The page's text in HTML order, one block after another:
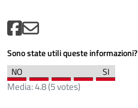
Sono state utili queste informazioni?
Media:4.8(5votes)